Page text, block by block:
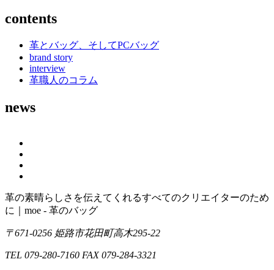
contents
革とバッグ、そしてPCバッグ
brand story
interview
革職人のコラム
news
革の素晴らしさを伝えてくれるすべてのクリエイターのため
に｜moe - 革のバッグ
〒671-0256 姫路市花田町高木295-22
TEL 079-280-7160 FAX 079-284-3321